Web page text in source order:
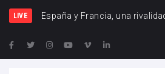
LIVE España y Francia, una